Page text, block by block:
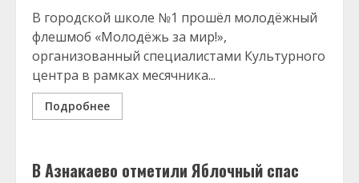
В городской школе №1 прошёл молодёжный
флешмоб «Молодёжь за мир!»,
организованный специалистами Культурного
центра в рамках месячника...
Подробнее
В Азнакаево отметили Яблочный спас